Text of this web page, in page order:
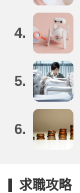
4.
5.
6.
求職攻略